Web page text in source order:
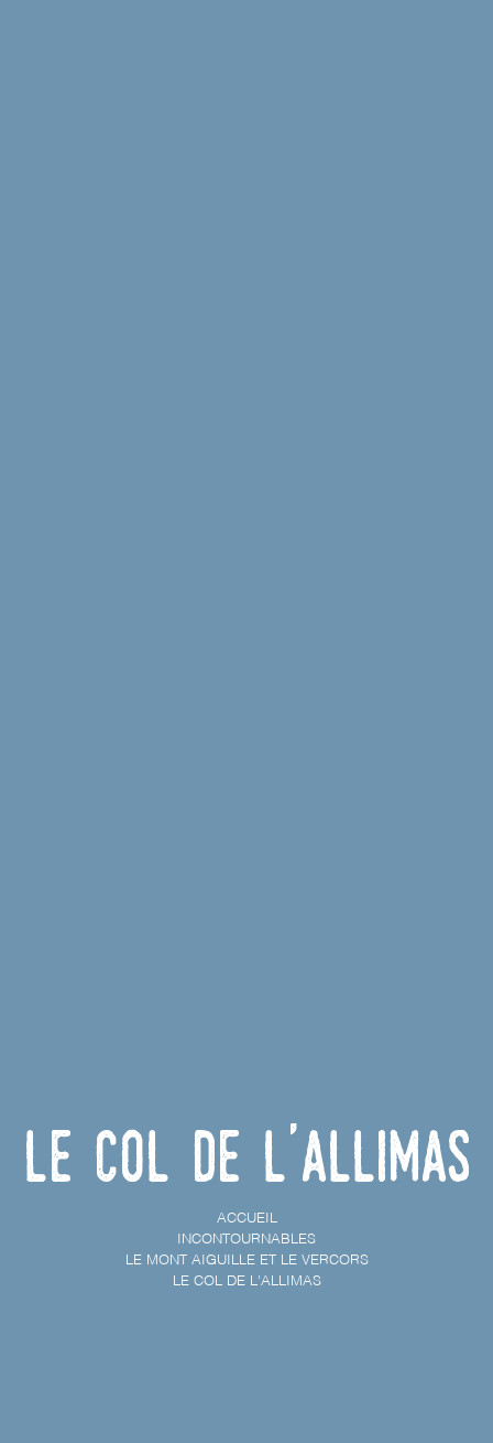
Le col de l'Allimas
ACCUEIL
INCONTOURNABLES
LE MONT AIGUILLE ET LE VERCORS
LE COL DE L'ALLIMAS